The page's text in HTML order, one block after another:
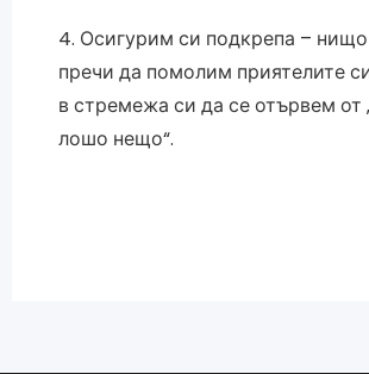
4. Осигурим си подкрепа –
пречи да помолим приятелите
в стремежа си да се отървем от
лошо нещо“.